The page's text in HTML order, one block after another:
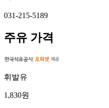
031-215-5189
주유 가격
휘발유
1,830원